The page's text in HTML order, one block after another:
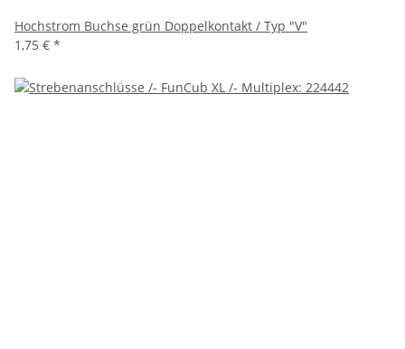
Hochstrom Buchse grün Doppelkontakt / Typ "V"
1,75 € *